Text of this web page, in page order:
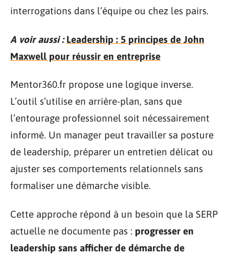
interrogations dans l’équipe ou chez les pairs.
A voir aussi : Leadership : 5 principes de John
Maxwell pour réussir en entreprise
Mentor360.fr propose une logique inverse.
L’outil s’utilise en arrière-plan, sans que
l’entourage professionnel soit nécessairement
informé. Un manager peut travailler sa posture
de leadership, préparer un entretien délicat ou
ajuster ses comportements relationnels sans
formaliser une démarche visible.
Cette approche répond à un besoin que la SERP
actuelle ne documente pas : progresser en
leadership sans afficher de démarche de